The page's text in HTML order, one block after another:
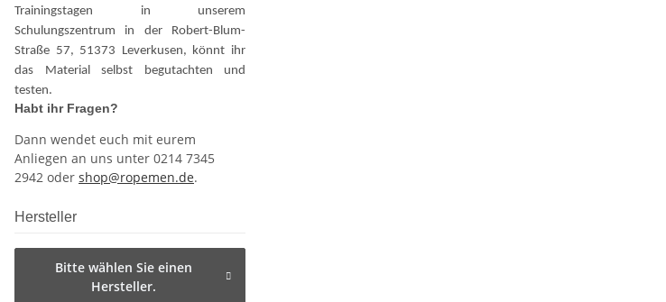
Trainingstagen in unserem
Schulungszentrum in der Robert-Blum-
Straße 57, 51373 Leverkusen, könnt ihr
das Material selbst begutachten und
testen.
Habt ihr Fragen?
Dann wendet euch mit eurem
Anliegen an uns unter 0214 7345
2942 oder shop@ropemen.de.
Hersteller
Bitte wählen Sie einen
Hersteller.